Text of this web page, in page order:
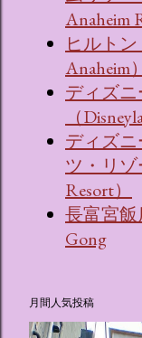
Anaheim
ヒルト
Anaheim）
ディズ
（
ディズ
ツ・リゾ
Resort）
長富宮飯
Gong
月間人気投稿